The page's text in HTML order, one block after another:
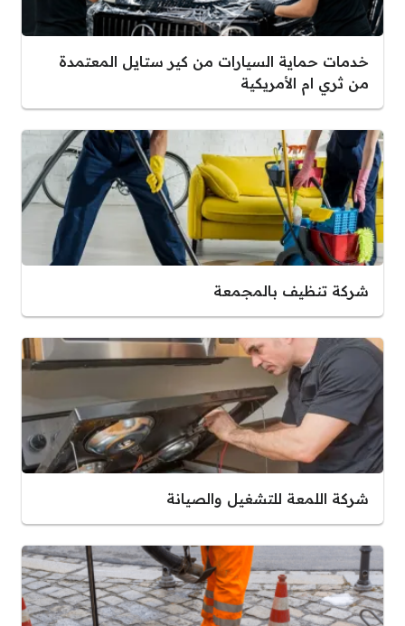
خدمات حماية السيارات من كير ستايل المعتمدة
من ثري ام الأمريكية
شركة تنظيف بالمجمعة
شركة اللمعة للتشغيل والصيانة